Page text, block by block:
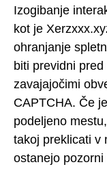
Izogibanje
kot je
ohranjanje
biti previdni
zavajajočimi
CAPTCHA. Če
podeljeno
takoj preklicati v
ostanejo